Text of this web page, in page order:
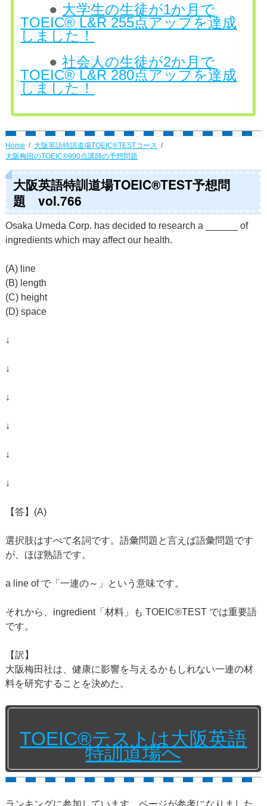
● 大学生の生徒が1か月で
TOEIC® L&R 255点アップを達成
しました！
●社会人の生徒が2か月で
TOEIC® L&R 280点アップを達成
しました！
Home
大阪英語特訓道場TOEIC®TESTコース
大阪梅田のTOEIC®990点講師の予想問題
大阪英語特訓道場TOEIC®TEST予想問
題 vol.766
Osaka Umeda Corp. has decided to research a ______ of
ingredients which may affect our health.
(A) line
(B) length
(C) height
(D) space
↓
↓
↓
↓
↓
↓
【答】(A)
選択肢はすべて名詞です。語彙問題と言えば語彙問題です
が、ほぼ熟語です。
a line of で「一連の～」という意味です。
それから、ingredient「材料」も TOEIC®TEST では重要語
です。
【訳】
大阪梅田社は、健康に影響を与えるかもしれない一連の材
料を研究することを決めた。
TOEIC®テストは大阪英語
特訓道場へ